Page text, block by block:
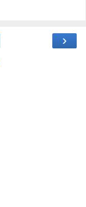
›